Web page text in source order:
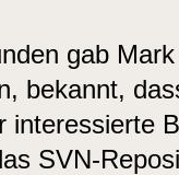
gab
bekannt,
interessierte
SVN-